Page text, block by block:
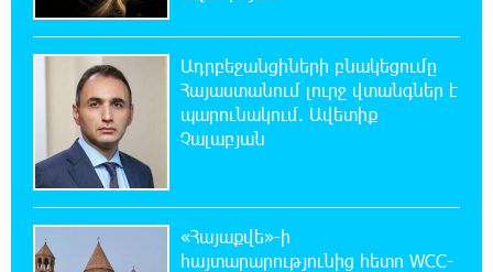
ունեցել
21:29:45 8-08-2026
«Ինտեր»-ը հաղթեց «Յուվենտուս»-ին
21:10:46 8-08-2026
Քրեական վարույթի շրջանակում անձի
անձնական և ընտանեկան կյանքին առնչվող
տվյալների անհարկի հրապարակումն անթույլատրելի է.
ՄԻՊ
Ադրբեջանցիների բնակեցումը
Հայաստանում լուրջ վտանգներ է
պարունակում. Ավետիք
Չալաբյան
«Հայաքվե»-ի
հայտարարությունից հետո WCC-